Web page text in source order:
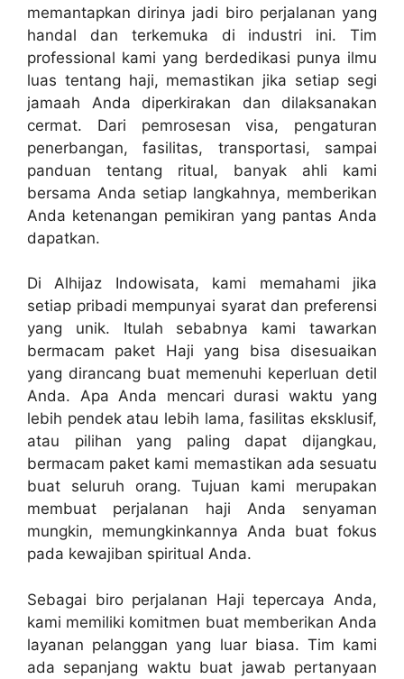
memantapkan dirinya jadi biro perjalanan yang
handal dan terkemuka di industri ini. Tim
professional kami yang berdedikasi punya ilmu
luas tentang haji, memastikan jika setiap segi
jamaah Anda diperkirakan dan dilaksanakan
cermat. Dari pemrosesan visa, pengaturan
penerbangan, fasilitas, transportasi, sampai
panduan tentang ritual, banyak ahli kami
bersama Anda setiap langkahnya, memberikan
Anda ketenangan pemikiran yang pantas Anda
dapatkan.
Di Alhijaz Indowisata, kami memahami jika
setiap pribadi mempunyai syarat dan preferensi
yang unik. Itulah sebabnya kami tawarkan
bermacam paket Haji yang bisa disesuaikan
yang dirancang buat memenuhi keperluan detil
Anda. Apa Anda mencari durasi waktu yang
lebih pendek atau lebih lama, fasilitas eksklusif,
atau pilihan yang paling dapat dijangkau,
bermacam paket kami memastikan ada sesuatu
buat seluruh orang. Tujuan kami merupakan
membuat perjalanan haji Anda senyaman
mungkin, memungkinkannya Anda buat fokus
pada kewajiban spiritual Anda.
Sebagai biro perjalanan Haji tepercaya Anda,
kami memiliki komitmen buat memberikan Anda
layanan pelanggan yang luar biasa. Tim kami
ada sepanjang waktu buat jawab pertanyaan